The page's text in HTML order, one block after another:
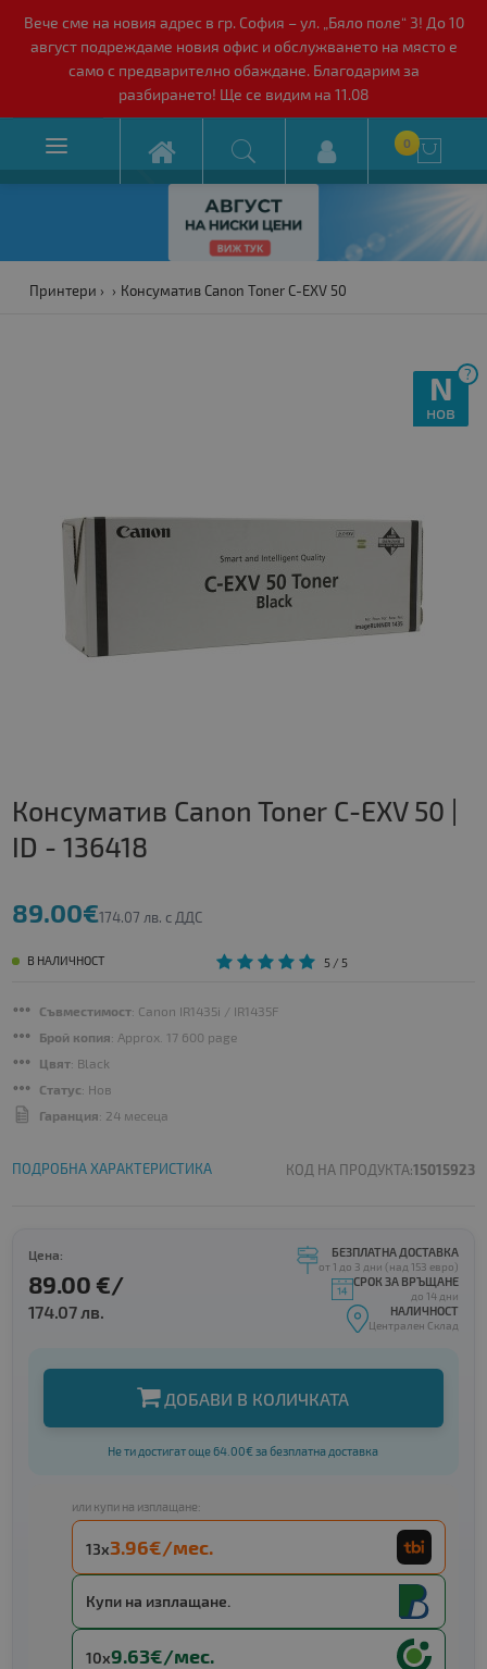
Вече сме на новия адрес в гр. София – ул. „Бяло поле“ 3! До 10
август подреждаме новия офис и обслужването на място е
само с предварително обаждане. Благодарим за
разбирането! Ще се видим на 11.08
 0 
Принтери Консуматив Canon Toner C-EXV 50
?
N
нов
Консуматив Canon Toner C-EXV 50 |
ID - 136418
89.00€174.07 лв. с ДДС
В НАЛИЧНОСТ 5/ 5
Съвместимост: Canon IR1435i / IR1435F
Брой копия: Approx. 17 600 page
Цвят: Black
Статус: Нов
Гаранция: 24 месеца
ПОДРОБНА ХАРАКТЕРИСТИКА КОД НА ПРОДУКТА:15015923
Цена:
89.00 €/
174.07 лв.
БЕЗПЛАТНА ДОСТАВКА
от 1 до 3 дни (над 153 евро)
СРОК ЗА ВРЪЩАНЕ
до 14 дни
НАЛИЧНОСТ
Централен Склад
ДОБАВИ В КОЛИЧКАТА
Не ти достигат още 64.00€ за безплатна доставка
или купи на изплащане:
13x3.96€/мес.
Купи на изплащане.
10x9.63€/мес.